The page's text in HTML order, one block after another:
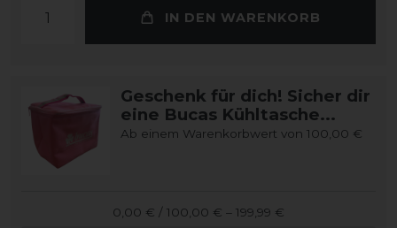
IN DEN WARENKORB
Geschenk für dich! Sicher dir
eine Bucas Kühltasche...
Ab einem Warenkorbwert von 100,00 €
0,00 € / 100,00 € – 199,99 €